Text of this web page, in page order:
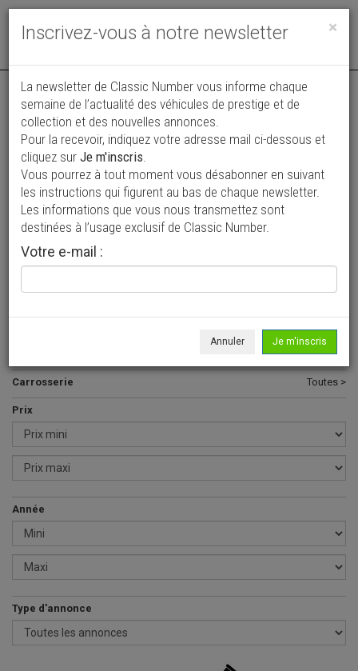
Toggle
Vos annonces vues par
plus de 4 millions de collectionneurs
Ajouter une annonce
> Rechercher un véhicule
Giulia >
Carrosserie Toutes >
Prix
Année
Type d'annonce
×
Inscrivez-vous à notre newsletter
La newsletter de Classic Number vous informe chaque
semaine de l’actualité des véhicules de prestige et de
collection et des nouvelles annonces.
Pour la recevoir, indiquez votre adresse mail ci-dessous et
cliquez sur Je m'inscris.
Vous pourrez à tout moment vous désabonner en suivant
les instructions qui figurent au bas de chaque newsletter.
Les informations que vous nous transmettez sont
destinées à l’usage exclusif de Classic Number.
Votre e-mail :
Annuler Je m'inscris